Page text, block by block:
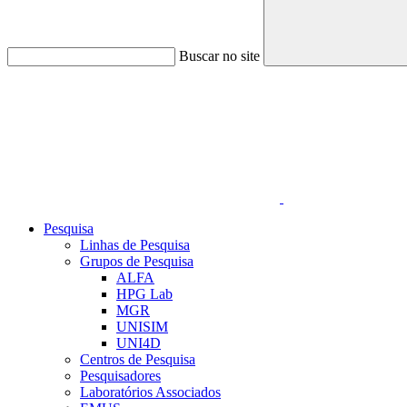
Buscar no site
Pesquisa
Linhas de Pesquisa
Grupos de Pesquisa
ALFA
HPG Lab
MGR
UNISIM
UNI4D
Centros de Pesquisa
Pesquisadores
Laboratórios Associados